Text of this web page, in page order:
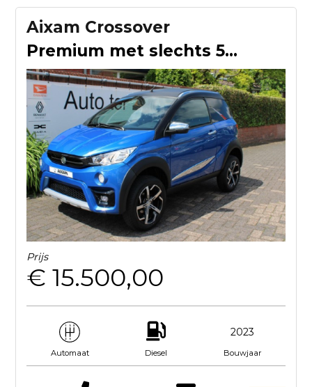
Aixam Crossover
Premium met slechts 580 km!
Prijs
€ 15.500,00
Automaat Diesel
2023
Bouwjaar